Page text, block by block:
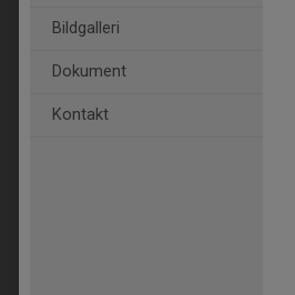
Bildgalleri
Dokument
Kontakt